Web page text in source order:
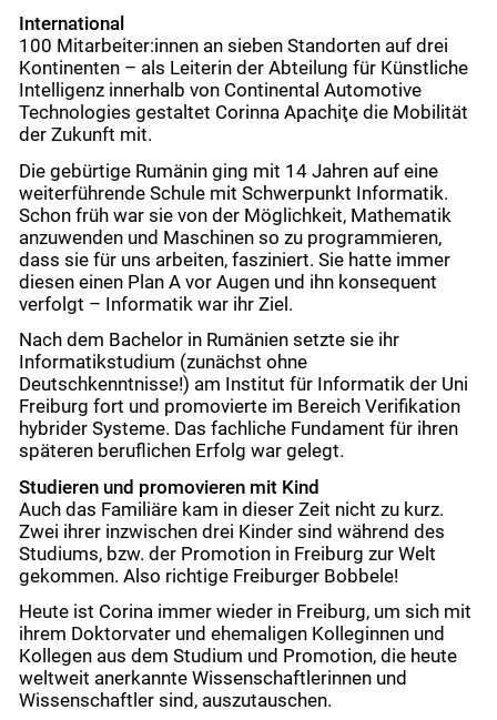
International
100 Mitarbeiter:innen an sieben Standorten auf drei
Kontinenten – als Leiterin der Abteilung für Künstliche
Intelligenz innerhalb von Continental Automotive
Technologies gestaltet Corinna Apachiţe die Mobilität
der Zukunft mit.
Die gebürtige Rumänin ging mit 14 Jahren auf eine
weiterführende Schule mit Schwerpunkt Informatik.
Schon früh war sie von der Möglichkeit, Mathematik
anzuwenden und Maschinen so zu programmieren,
dass sie für uns arbeiten, fasziniert. Sie hatte immer
diesen einen Plan A vor Augen und ihn konsequent
verfolgt – Informatik war ihr Ziel.
Nach dem Bachelor in Rumänien setzte sie ihr
Informatikstudium (zunächst ohne
Deutschkenntnisse!) am Institut für Informatik der Uni
Freiburg fort und promovierte im Bereich Verifikation
hybrider Systeme. Das fachliche Fundament für ihren
späteren beruflichen Erfolg war gelegt.
Studieren und promovieren mit Kind
Auch das Familiäre kam in dieser Zeit nicht zu kurz.
Zwei ihrer inzwischen drei Kinder sind während des
Studiums, bzw. der Promotion in Freiburg zur Welt
gekommen. Also richtige Freiburger Bobbele!
Heute ist Corina immer wieder in Freiburg, um sich mit
ihrem Doktorvater und ehemaligen Kolleginnen und
Kollegen aus dem Studium und Promotion, die heute
weltweit anerkannte Wissenschaftlerinnen und
Wissenschaftler sind, auszutauschen.